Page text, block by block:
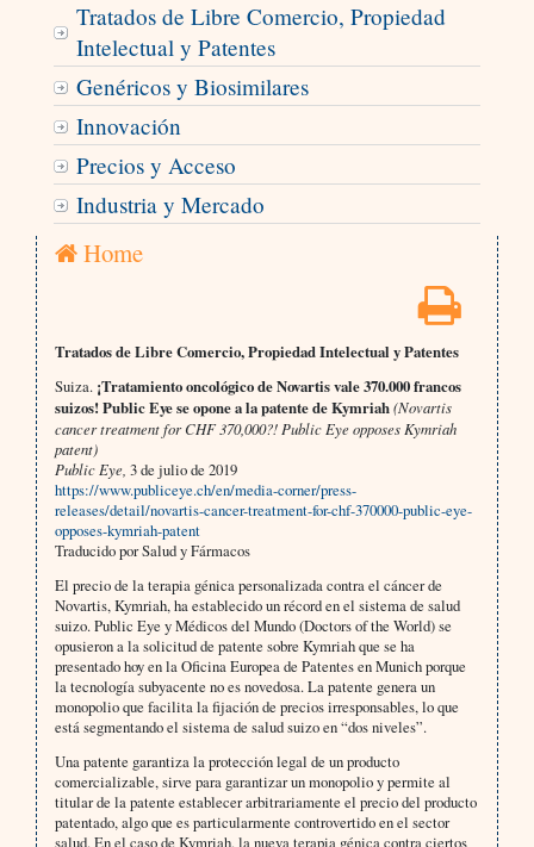
Tratados de Libre Comercio, Propiedad
Intelectual y Patentes
Genéricos y Biosimilares
Innovación
Precios y Acceso
Industria y Mercado
Home
Tratados de Libre Comercio, Propiedad Intelectual y Patentes
Suiza.¡Tratamiento oncológico de Novartis vale 370.000 francos
suizos! Public Eye se opone a la patente de Kymriah(Novartis
cancer treatment for CHF 370,000?! Public Eye opposes Kymriah
patent)
Public Eye, 3 de julio de 2019
https://www.publiceye.ch/en/media-corner/press-
releases/detail/novartis-cancer-treatment-for-chf-370000-public-eye-
opposes-kymriah-patent
Traducido por Salud y Fármacos
El precio de la terapia génica personalizada contra el cáncer de
Novartis, Kymriah, ha establecido un récord en el sistema de salud
suizo. Public Eye y Médicos del Mundo (Doctors of the World) se
opusieron a la solicitud de patente sobre Kymriah que se ha
presentado hoy en la Oficina Europea de Patentes en Munich porque
la tecnología subyacente no es novedosa. La patente genera un
monopolio que facilita la fijación de precios irresponsables, lo que
está segmentando el sistema de salud suizo en “dos niveles”.
Una patente garantiza la protección legal de un producto
comercializable, sirve para garantizar un monopolio y permite al
titular de la patente establecer arbitrariamente el precio del producto
patentado, algo que es particularmente controvertido en el sector
salud. En el caso de Kymriah, la nueva terapia génica contra ciertos